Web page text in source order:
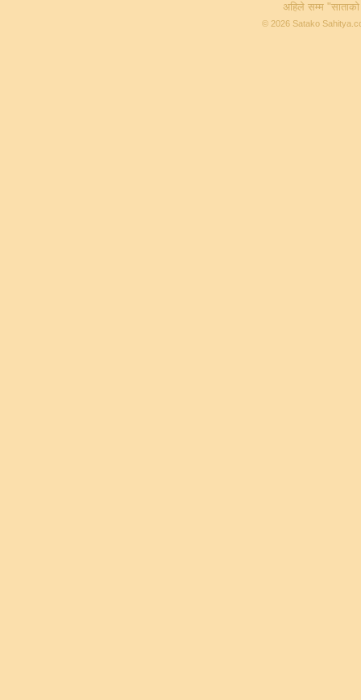
अहिले सम्म "साताको
© 2026 Satako